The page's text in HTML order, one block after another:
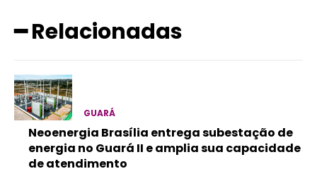
━ Relacionadas
GUARÁ
Neoenergia Brasília entrega subestação de
energia no Guará II e amplia sua capacidade
de atendimento